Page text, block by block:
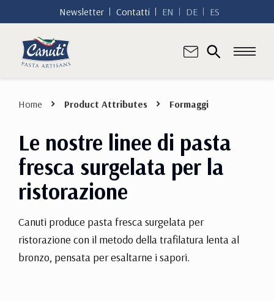
Newsletter Contatti EN DE ES
Home Product Attributes Formaggi
Le nostre linee di pasta
fresca surgelata per la
ristorazione
Canuti produce pasta fresca surgelata per
ristorazione con il metodo della trafilatura lenta al
bronzo, pensata per esaltarne i sapori.